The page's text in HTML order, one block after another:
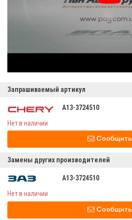
Запрашиваемый артикул
A13-3724510
Нет в наличии
Сообщить
Замены других производителей
A13-3724510
Нет в наличии
Сообщить